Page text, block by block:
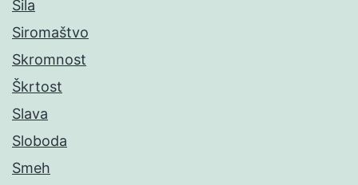
Sila
Siromaštvo
Skromnost
Škrtost
Slava
Sloboda
Smeh